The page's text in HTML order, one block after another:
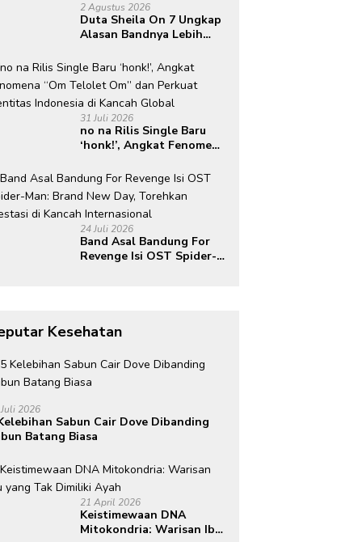
2 Agustus 2026
Duta Sheila On 7 Ungkap
Alasan Bandnya Lebih
Podcast
31 Juli 2026
no na Rilis Single Baru
‘honk!’, Angkat Fenomena
Perkuat Identitas
Indonesia di Kancah
Global
24 Juli 2026
Band Asal Bandung For
Revenge Isi OST Spider-
Kesehatan
2026
Sabun Cair Dove Dibanding
Batang Biasa
21 April 2026
Keistimewaan DNA
Mitokondria: Warisan Ibu